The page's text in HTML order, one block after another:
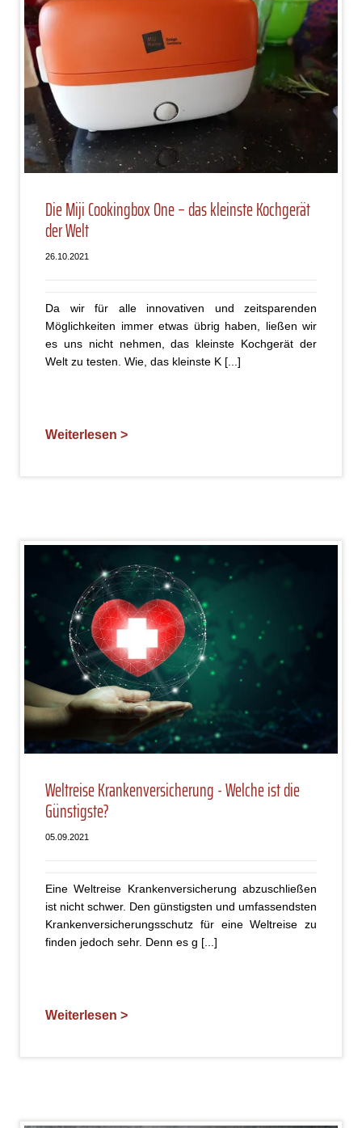
Die Miji Cookingbox One – das kleinste Kochgerät
der Welt
26.10.2021
Da wir für alle innovativen und zeitsparenden
Möglichkeiten immer etwas übrig haben, ließen wir
es uns nicht nehmen, das kleinste Kochgerät der
Welt zu testen. Wie, das kleinste K [...]
Weiterlesen >
Weltreise Krankenversicherung - Welche ist die
Günstigste?
05.09.2021
Eine Weltreise Krankenversicherung abzuschließen
ist nicht schwer. Den günstigsten und umfassendsten
Krankenversicherungsschutz für eine Weltreise zu
finden jedoch sehr. Denn es g [...]
Weiterlesen >